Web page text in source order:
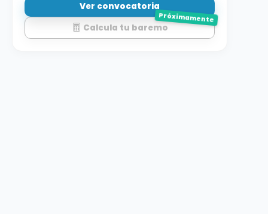
Ver convocatoria
Calcula tu baremo
Próximamente